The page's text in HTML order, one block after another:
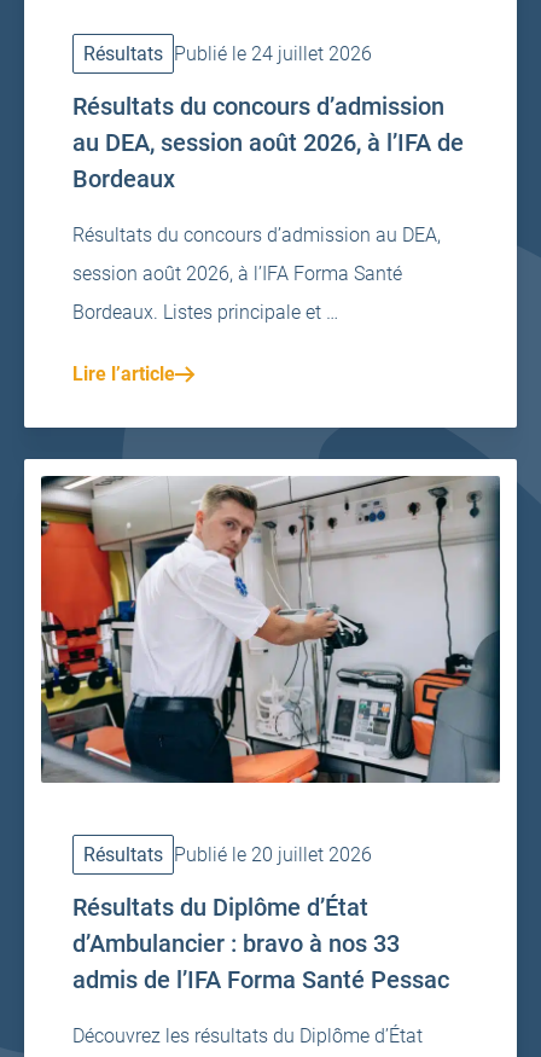
Résultats Publié le 24 juillet 2026
Résultats du concours d’admission
au DEA, session août 2026, à l’IFA de
Bordeaux
Résultats du concours d’admission au DEA,
session août 2026, à l’IFA Forma Santé
Bordeaux. Listes principale et …
Lire l’article
Résultats Publié le 20 juillet 2026
Résultats du Diplôme d’État
d’Ambulancier : bravo à nos 33
admis de l’IFA Forma Santé Pessac
Découvrez les résultats du Diplôme d’État